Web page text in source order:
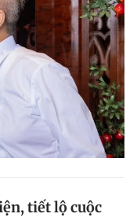
tiết lộ cuộc